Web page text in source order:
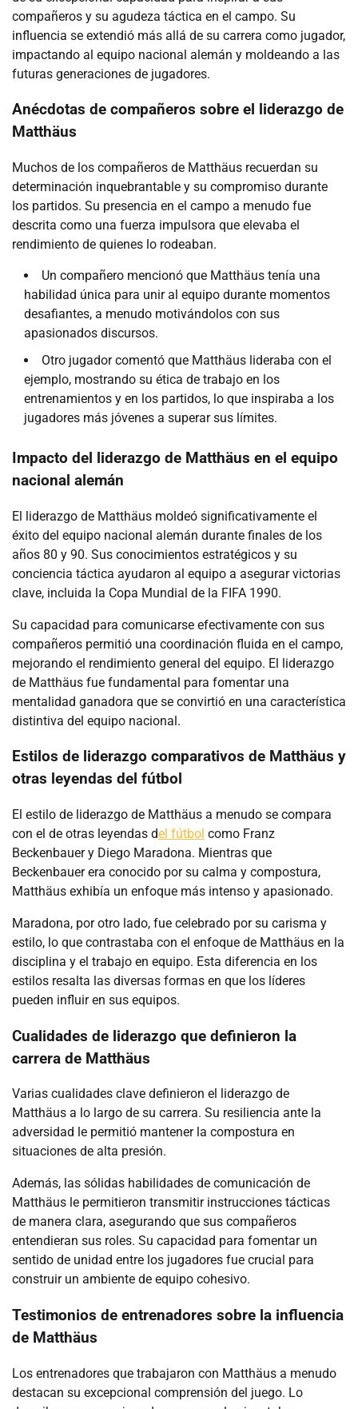
compañeros y su agudeza táctica en el campo. Su
influencia se extendió más allá de su carrera como jugador,
impactando al equipo nacional alemán y moldeando a las
futuras generaciones de jugadores.
Anécdotas de compañeros sobre el liderazgo de
Matthäus
Muchos de los compañeros de Matthäus recuerdan su
determinación inquebrantable y su compromiso durante
los partidos. Su presencia en el campo a menudo fue
descrita como una fuerza impulsora que elevaba el
rendimiento de quienes lo rodeaban.
Un compañero mencionó que Matthäus tenía una
habilidad única para unir al equipo durante momentos
desafiantes, a menudo motivándolos con sus
apasionados discursos.
Otro jugador comentó que Matthäus lideraba con el
ejemplo, mostrando su ética de trabajo en los
entrenamientos y en los partidos, lo que inspiraba a los
jugadores más jóvenes a superar sus límites.
Impacto del liderazgo de Matthäus en el equipo
nacional alemán
El liderazgo de Matthäus moldeó significativamente el
éxito del equipo nacional alemán durante finales de los
años 80 y 90. Sus conocimientos estratégicos y su
conciencia táctica ayudaron al equipo a asegurar victorias
clave, incluida la Copa Mundial de la FIFA 1990.
Su capacidad para comunicarse efectivamente con sus
compañeros permitió una coordinación fluida en el campo,
mejorando el rendimiento general del equipo. El liderazgo
de Matthäus fue fundamental para fomentar una
mentalidad ganadora que se convirtió en una característica
distintiva del equipo nacional.
Estilos de liderazgo comparativos de Matthäus y
otras leyendas del fútbol
El estilo de liderazgo de Matthäus a menudo se compara
con el de otras leyendas del fútbol como Franz
Beckenbauer y Diego Maradona. Mientras que
Beckenbauer era conocido por su calma y compostura,
Matthäus exhibía un enfoque más intenso y apasionado.
Maradona, por otro lado, fue celebrado por su carisma y
estilo, lo que contrastaba con el enfoque de Matthäus en la
disciplina y el trabajo en equipo. Esta diferencia en los
estilos resalta las diversas formas en que los líderes
pueden influir en sus equipos.
Cualidades de liderazgo que definieron la
carrera de Matthäus
Varias cualidades clave definieron el liderazgo de
Matthäus a lo largo de su carrera. Su resiliencia ante la
adversidad le permitió mantener la compostura en
situaciones de alta presión.
Además, las sólidas habilidades de comunicación de
Matthäus le permitieron transmitir instrucciones tácticas
de manera clara, asegurando que sus compañeros
entendieran sus roles. Su capacidad para fomentar un
sentido de unidad entre los jugadores fue crucial para
construir un ambiente de equipo cohesivo.
Testimonios de entrenadores sobre la influencia
de Matthäus
Los entrenadores que trabajaron con Matthäus a menudo
destacan su excepcional comprensión del juego. Lo